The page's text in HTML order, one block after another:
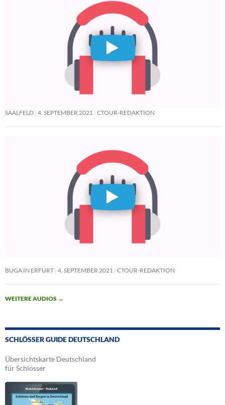
SAALFELD 4. SEPTEMBER 2021 CTOUR-REDAKTION
BUGA IN ERFURT 4. SEPTEMBER 2021 CTOUR-REDAKTION
WEITERE AUDIOS →
SCHLÖSSER GUIDE DEUTSCHLAND
Übersichtskarte Deutschland
für Schlösser